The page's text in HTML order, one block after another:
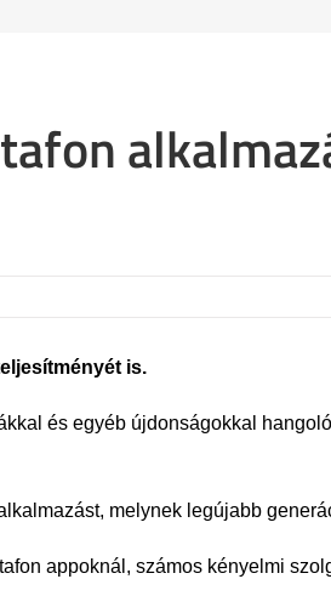
is.
és egyéb újdonságokkal
melynek legújabb
appoknál, számos kényelmi